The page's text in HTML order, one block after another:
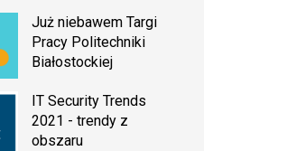
Już niebawem Targi
Pracy Politechniki
Białostockiej
IT Security Trends
2021 - trendy z
obszaru